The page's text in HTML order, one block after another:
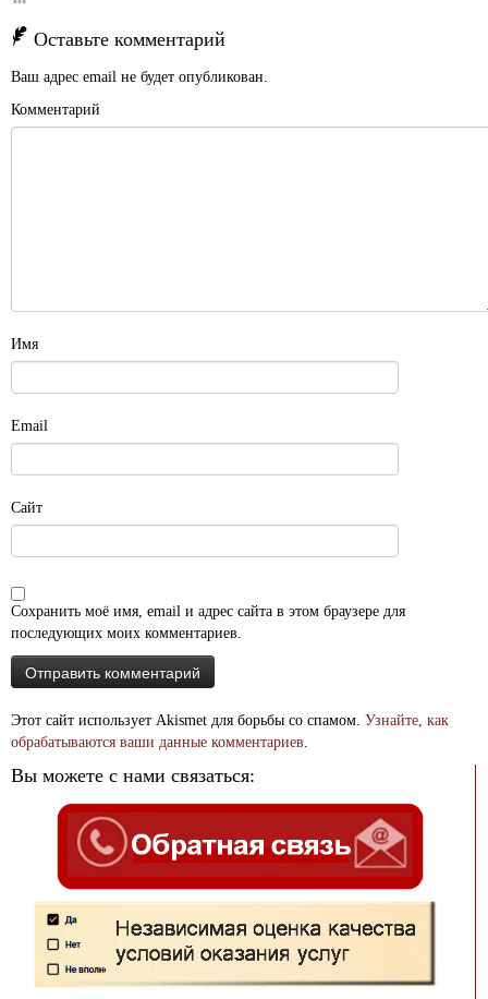
Оставьте комментарий
Ваш адрес email не будет опубликован.
Комментарий
Имя
Email
Сайт
Сохранить моё имя, email и адрес сайта в этом браузере для
последующих моих комментариев.
Этот сайт использует Akismet для борьбы со спамом. Узнайте, как
обрабатываются ваши данные комментариев.
Вы можете с нами связаться: